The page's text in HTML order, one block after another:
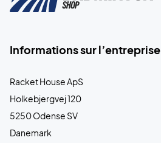
Informations sur l’entreprise
Racket House ApS
Holkebjergvej 120
5250 Odense SV
Danemark